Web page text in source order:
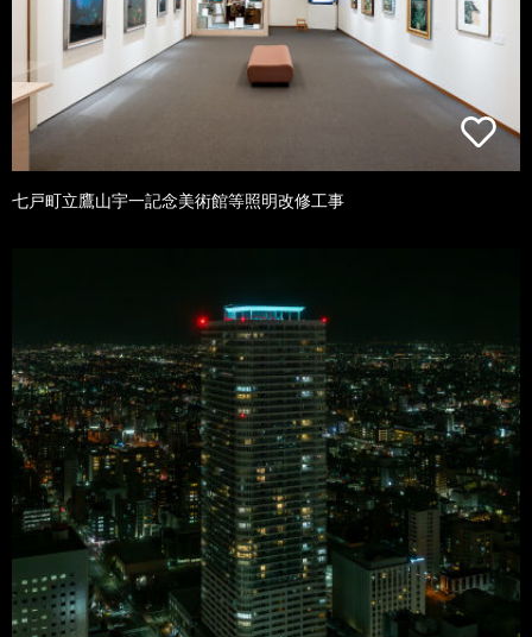
七戸町立鷹山宇一記念美術館等照明改修工事